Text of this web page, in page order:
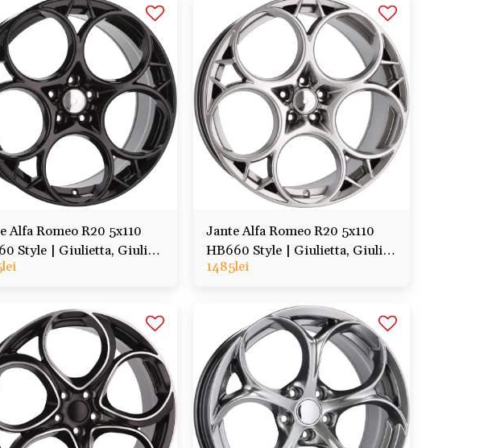
Alfa Romeo R20 5x110
Style | Giulietta, Giulia,
Tonale, Veloce
lei
Jante Alfa Romeo R20 5x110
HB660 Style | Giulietta, Giulia,
Stelvio, Tonale, Veloce
1485lei